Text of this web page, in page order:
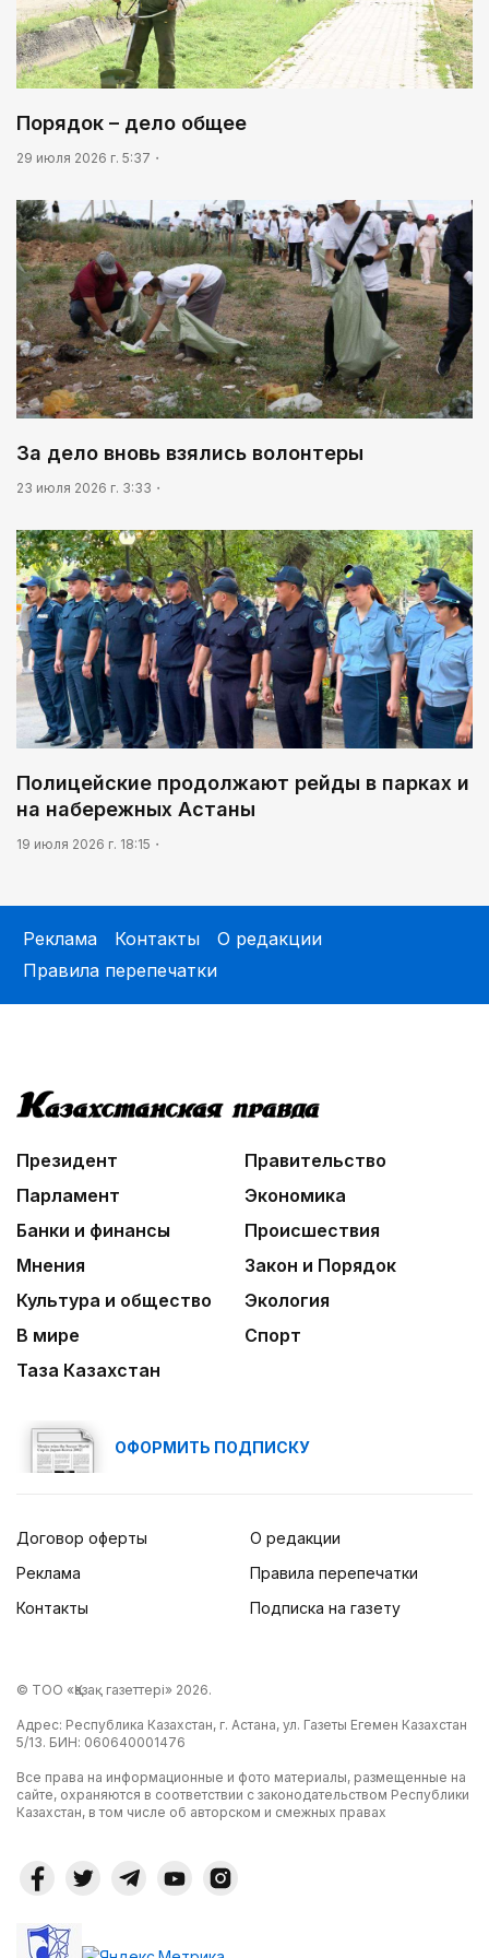
Порядок – дело общее
29 июля 2026 г. 5:37
За дело вновь взялись волонтеры
23 июля 2026 г. 3:33
Полицейские продолжают рейды в парках и
на набережных Астаны
19 июля 2026 г. 18:15
Реклама Контакты
О редакции
Правила перепечатки
Президент
Правительство
Парламент
Экономика
Банки и финансы
Происшествия
Мнения
Закон и Порядок
Культура и общество
Экология
В мире
Спорт
Таза Казахстан
ОФОРМИТЬ ПОДПИСКУ
Договор оферты
Реклама
Контакты
О редакции
Правила перепечатки
Подписка на газету
© ТОО «Қазақ газеттері» 2026.
Адрес: Республика Казахстан, г. Астана, ул. Газеты Егемен Казахстан
5/13. БИН: 060640001476
Все права на информационные и фото материалы, размещенные на
сайте, охраняются в соответствии с законодательством Республики
Казахстан, в том числе об авторском и смежных правах